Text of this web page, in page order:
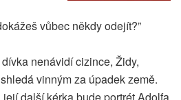
vůbec někdy odejít?”
nenávidí cizince, Židy,
vinným za úpadek země.